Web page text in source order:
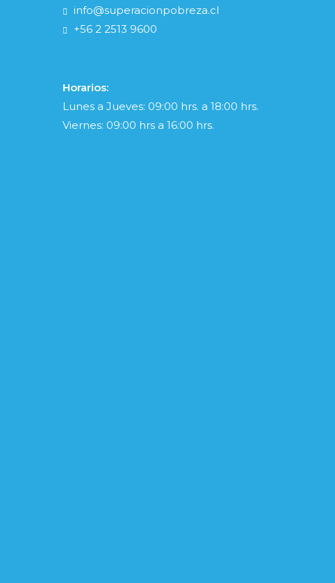
info@superacionpobreza.cl
+56 2 2513 9600
Horarios:
Lunes a Jueves: 09:00 hrs. a 18:00 hrs.
Viernes: 09:00 hrs a 16:00 hrs.